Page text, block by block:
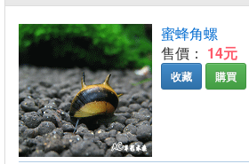
蜜蜂角螺
售價： 14元
收藏 購買